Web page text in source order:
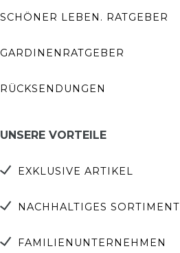
SCHÖNER LEBEN. RATGEBER
GARDINENRATGEBER
RÜCKSENDUNGEN
UNSERE VORTEILE
EXKLUSIVE ARTIKEL
NACHHALTIGES SORTIMENT
FAMILIENUNTERNEHMEN